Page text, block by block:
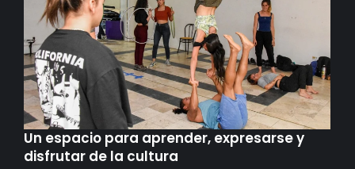
arielsampaolesy
Un espacio para aprender, expresarse y
disfrutar de la cultura